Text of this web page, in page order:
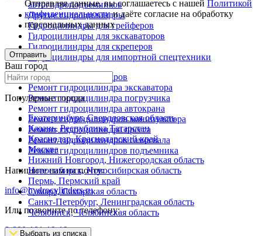
автогидроподъемников
Другие гидроцилиндры
Гидроцилиндры для грейферов
Гидроцилиндры для экскаваторов
Гидроцилиндры для скреперов
Гидроцилиндры для импортной спецтехники
Ремонт гидроцилиндров
Ремонт гидроцилиндра экскаватора
Ремонт гидроцилиндра погрузчика
Ремонт гидроцилиндра автокрана
Ремонт гидроцилиндров манипулятора
Ремонт гидроцилиндра пресса
Ремонт гидроцилиндров самосвала
Ремонт гидроцилиндров подъемника
Напишите нам на почту:
info@hydrocylinders.ru
Или позвоните по телефону:
8-800-101-19-19
Отправляя данные, вы соглашаетесь с нашейПолитикой
конфиденциальностии даёте согласие на обработку
персональных данных
Отправить
Ваш город
Популярные города
Екатеринбург, Свердловская область
Казань, Республика Татарстан
Краснодар, Краснодарский край
Москва
Нижний Новгород, Нижегородская область
Новосибирск, Новосибирская область
Пермь, Пермский край
Самара, Самарская область
Санкт-Петербург, Ленинградская область
Челябинск, Челябинская область
Выбрать из списка